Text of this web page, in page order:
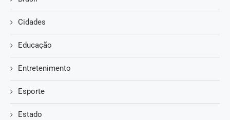
Cidades
Educação
Entretenimento
Esporte
Estado